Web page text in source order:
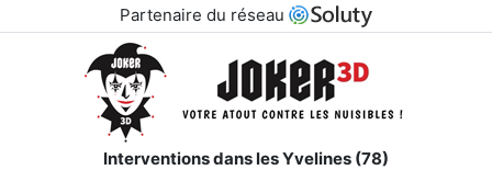
Partenaire du réseau
Interventions dans les Yvelines (78)